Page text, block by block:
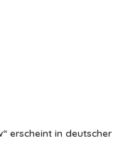
erscheint in deutscher